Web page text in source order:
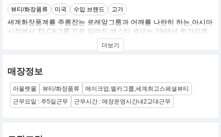
뷰티/화장품류 미국 수입 브랜드 고가
세계화장품계를 주름잡는 로레알그룹과 어깨를 나란히 하는,아시아
시장에서 ‘ELCA그룹’으로 알려진 에스티 로더는 1946년 헝가리계
유대인 에스티 로더가 미국 뉴욕에서 세운 기업. ‘우리가 만나는 모
든 이에게 최고의 제품과 서비스를 선사한다’는 경영 철학을 내세워
티 로더, 랩시리즈, 크리니크, 오리진스, 라메르, 달팡, 맥, 바비브라
운, 아베다, 조말론, 톰포드 뷰티, 글램글로우, 르라보 등 13개 브랜
드가 수입되고 있다
더보기
매장정보
아울렛몰 뷰티/화장품류
메이크업,엘카그룹,세계최고스페셜뷰티
근무요일 : 주5일근무
근무시간 : 매장운영시간내2교대근무